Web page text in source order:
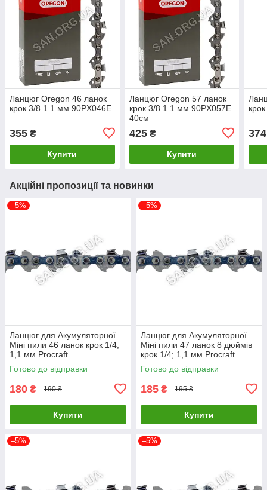
Ланцюг Oregon 46 ланок
крок 3/8 1.1 мм 90PX046E
355 ₴
Купити
Ланцюг Oregon 57 ланок
крок 3/8 1.1 мм 90PX057E
40см
425₴
Купити
374
Акційні пропозиції та новинки
–5%
Ланцюг для Акумуляторної
Міні пили 46 ланок крок 1/4;
1,1 мм Procraft
Готово до відправки
180 ₴ 190 ₴
Купити
–5%
Ланцюг для Акумуляторної
Міні пили 47 ланок 8 дюймів
крок 1/4; 1,1 мм Procraft
Готово до відправки
185 ₴ 195 ₴
Купити
–5% –5%